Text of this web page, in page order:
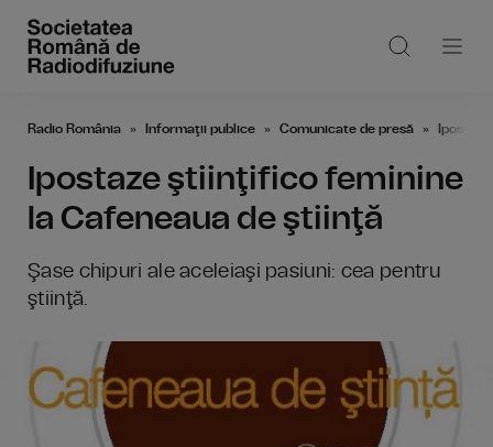
Radio România Informaţii publice Comunicate de presă
Ipostaze ştiinţifico feminine
la Cafeneaua de ştiinţă
Şase chipuri ale aceleiaşi pasiuni: cea pentru
ştiinţă.